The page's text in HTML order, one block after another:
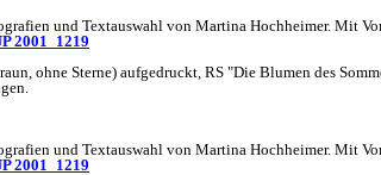
und Textauswahl von Martina Hochheimer. Mit
2001_1219
ohne Sterne) aufgedruckt, RS "Die Blumen des
und Textauswahl von Martina Hochheimer. Mit
2001_1219